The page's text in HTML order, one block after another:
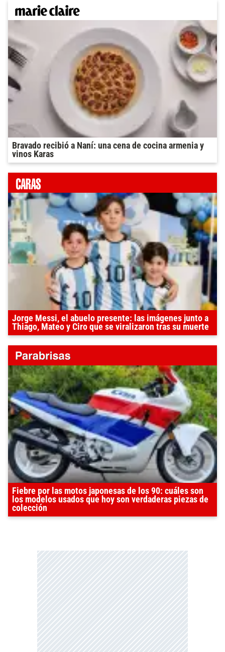
Bravado recibió a Naní: una cena de cocina armenia y
vinos Karas
Jorge Messi, el abuelo presente: las imágenes junto a
Thiago, Mateo y Ciro que se viralizaron tras su muerte
Fiebre por las motos japonesas de los 90: cuáles son
los modelos usados que hoy son verdaderas piezas de
colección